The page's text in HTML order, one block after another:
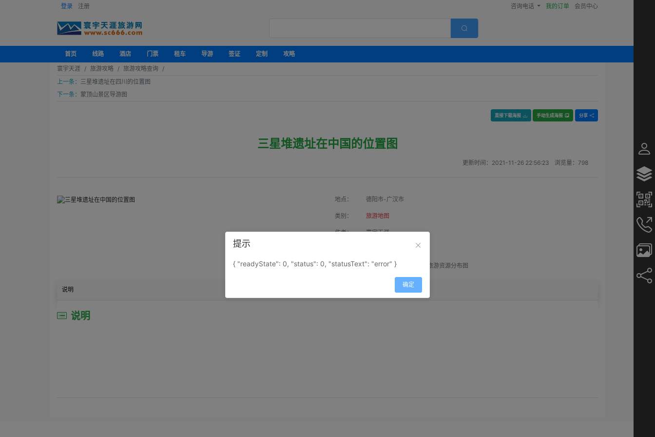
登录 注册 咨询电话 我的订单 会员中心
首页 线路 酒店 门票 租车 导游 签证 定制
攻略
寰宇天涯
旅游攻略
旅游攻略查询
上一条： 三星堆遗址在四川的位置图
下一条： 蒙顶山景区导游图
直接下载海报 手动生成海报 分享
三星堆遗址在中国的位置图
更新时间： 2021-11-26 22:56:23 浏览量： 798
地点： 德阳市-广汉市
类别： 旅游地图
作者： 寰宇天涯
属性： 地图属性： 地图类型-旅游资源分布图
说明
说明
提示
{ "readyState": 0, "status": 0, "statusText": "error" }
确定